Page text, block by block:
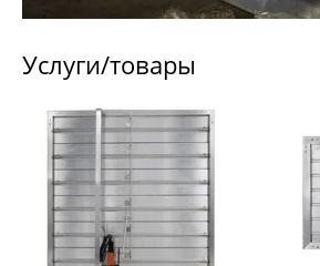
Услуги/товары